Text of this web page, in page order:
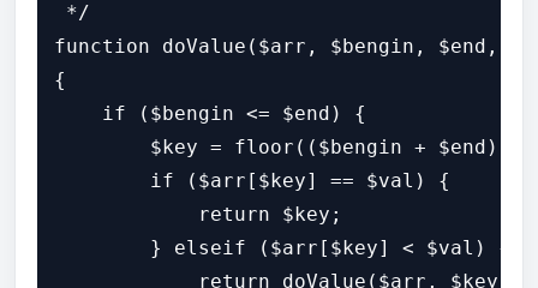
*/
function doValue($arr, $bengin, $end,
{
    if ($bengin <= $end) {
$key = floor(($bengin + $end) /
        if ($arr[$key] == $val) {
            return $key;
} elseif ($arr[$key] < $val)
return doValue($arr, $key +